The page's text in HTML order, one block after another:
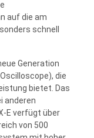
auf die am
schnell
Generation
die
bietet. Das
anderen
E verfügt über
von 500